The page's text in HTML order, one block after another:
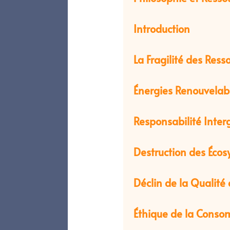
Introduction
La Fragilité des
Énergies
Responsabilité
Destruction des
Déclin de la Qualité
Éthique de la